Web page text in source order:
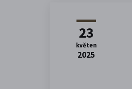
23
květen
2025